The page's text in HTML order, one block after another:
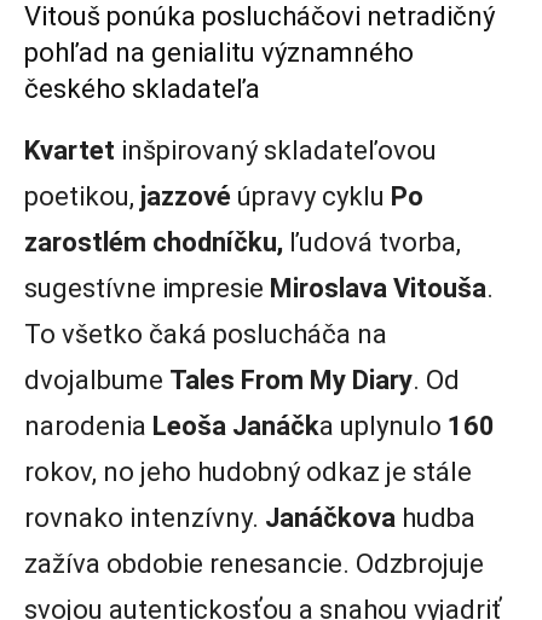
Vitouš ponúka poslucháčovi netradičný
pohľad na genialitu významného
českého skladateľa
Kvartet inšpirovaný skladateľovou
poetikou, jazzové úpravy cyklu Po
zarostlém chodníčku, ľudová tvorba,
sugestívne impresie Miroslava Vitouša.
To všetko čaká poslucháča na
dvojalbume Tales From My Diary. Od
narodenia Leoša Janáčka uplynulo 160
rokov, no jeho hudobný odkaz je stále
rovnako intenzívny. Janáčkova hudba
zažíva obdobie renesancie. Odzbrojuje
svojou autentickosťou a snahou vyjadriť